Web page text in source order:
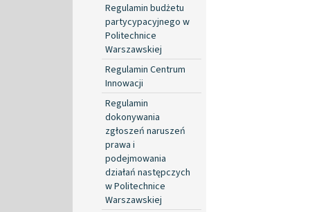
Regulamin budżetu
partycypacyjnego w
Politechnice
Warszawskiej
Regulamin Centrum
Innowacji
Regulamin
dokonywania
zgłoszeń naruszeń
prawa i
podejmowania
działań następczych
w Politechnice
Warszawskiej